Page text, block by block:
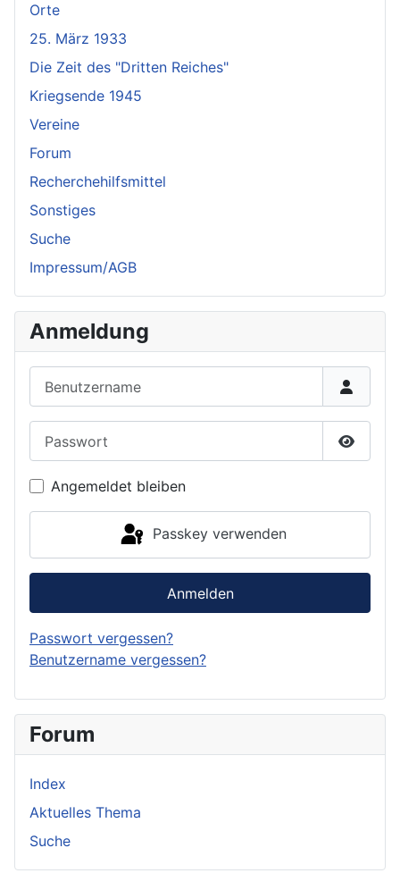
Orte
25. März 1933
Die Zeit des "Dritten Reiches"
Kriegsende 1945
Vereine
Forum
Recherchehilfsmittel
Sonstiges
Suche
Impressum/AGB
Anmeldung
Angemeldet bleiben
Passkey verwenden
Anmelden
Passwort vergessen?
Benutzername vergessen?
Forum
Index
Aktuelles Thema
Suche